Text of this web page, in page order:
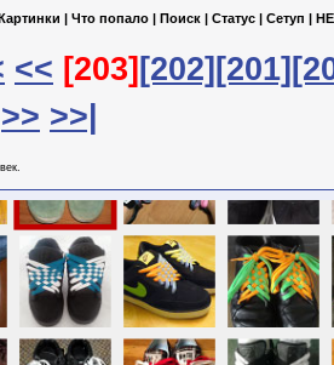
| Что попало | Поиск | Статус | Сетуп |
<< [203] [202] [201]
>> >>|